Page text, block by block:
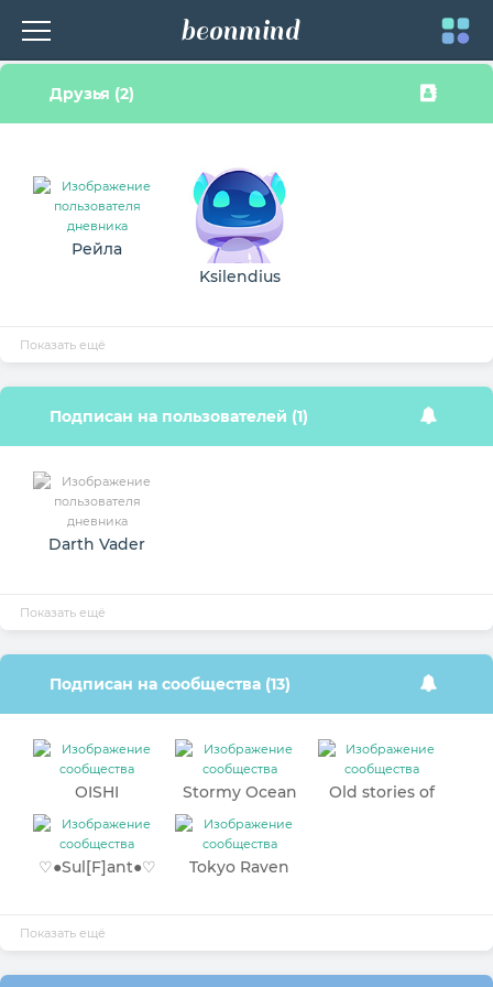
Toggle
beonmind
Друзья (2)
Рейла
Ksilendius
Показать ещё
Подписан на пользователей (1)
Darth Vader
Показать ещё
Подписан на сообщества (13)
OISHI Stormy Ocean
Old stories of
♡●Sul[F]ant●♡ Tokyo Raven
Показать ещё